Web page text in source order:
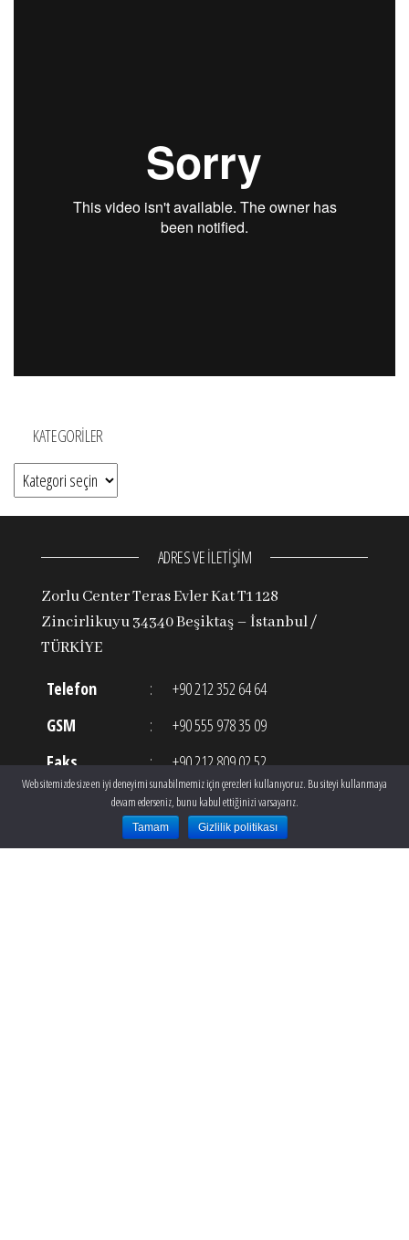
KATEGORILER
Kategoriler
ADRES VE İLETİŞİM
Zorlu Center Teras Evler Kat T1 128
Zincirlikuyu 34340 Beşiktaş – İstanbul /
TÜRKİYE
Telefon :
+90 212 352 64 64
GSM
:
+90 555 978 35 09
Faks
:
+90 212 809 02 52
: info@theclinic.com.tr
Web sitemizde size en iyi deneyimi sunabilmemiz için çerezleri kullanıyoruz. Bu siteyi kullanmaya
devam ederseniz, bunu kabul ettiğinizi varsayarız.
Tamam Gizlilik politikası